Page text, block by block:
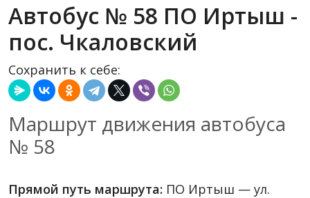
Автобус № 58 ПО Иртыш -
пос. Чкаловский
Сохранить к себе:
Маршрут движения автобуса
№ 58
Прямой путь маршрута: ПО Иртыш — ул.